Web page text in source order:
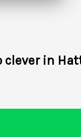
clever in